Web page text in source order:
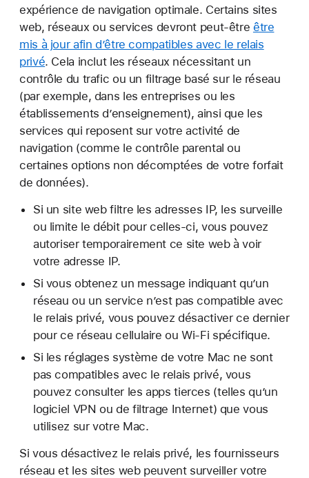
expérience de navigation optimale. Certains sites
web, réseaux ou services devront peut-être être
mis à jour afin d’être compatibles avec le relais
privé. Cela inclut les réseaux nécessitant un
contrôle du trafic ou un filtrage basé sur le réseau
(par exemple, dans les entreprises ou les
établissements d’enseignement), ainsi que les
services qui reposent sur votre activité de
navigation (comme le contrôle parental ou
certaines options non décomptées de votre forfait
de données).
Si un site web filtre les adresses IP, les surveille
ou limite le débit pour celles-ci, vous pouvez
autoriser temporairement ce site web à voir
votre adresse IP.
Si vous obtenez un message indiquant qu’un
réseau ou un service n’est pas compatible avec
le relais privé, vous pouvez désactiver ce dernier
pour ce réseau cellulaire ou Wi-Fi spécifique.
Si les réglages système de votre Mac ne sont
pas compatibles avec le relais privé, vous
pouvez consulter les apps tierces (telles qu’un
logiciel VPN ou de filtrage Internet) que vous
utilisez sur votre Mac.
Si vous désactivez le relais privé, les fournisseurs
réseau et les sites web peuvent surveiller votre